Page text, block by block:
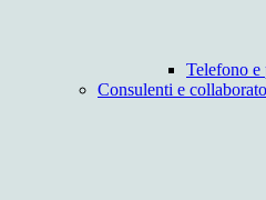
Telefono e
Consulenti e